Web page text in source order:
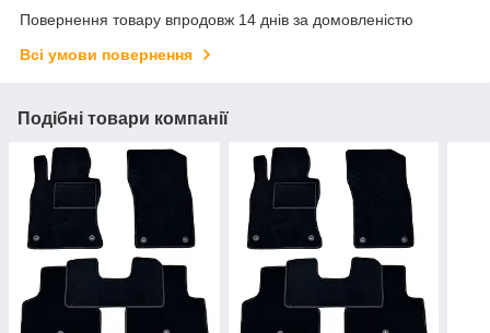
Повернення товару впродовж 14 днів за домовленістю
Всі умови повернення
Подібні товари компанії